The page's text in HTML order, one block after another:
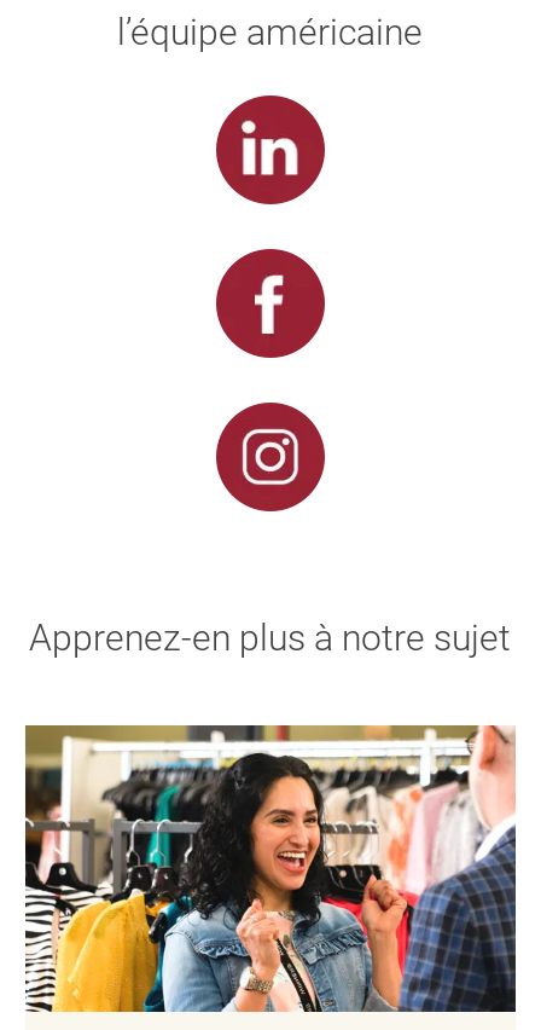
l’équipe américaine
Apprenez-en plus à notre sujet